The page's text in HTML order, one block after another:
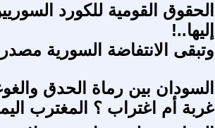
الحقوق القومية للكورد
إليها..!
وتبقى الانتفاضة السورية
السودان بين رماة الحدق
غربة أم اغتراب ؟ المغترب